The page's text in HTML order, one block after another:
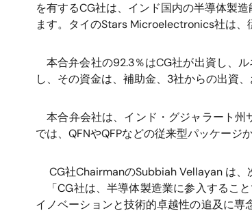
を有するCG社は、インド国内の半導体製
ます。タイのStars Microelectronics社は、
本合弁会社の92.3％はCG社が出資し、ル
し、その資金は、補助金、 3社からの出資
本合弁会社は、インド・グジャラート州
では、 QFNやQFPなどの従来型パッケージか
CG社ChairmanのSubbiah Vellayan は、
「CG社は、半導体製造業に参入するこ
イノベーションと技術的卓越性の追及に